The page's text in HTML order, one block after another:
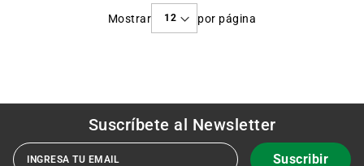
Mostrar por página
Suscríbete al Newsletter
Suscribir